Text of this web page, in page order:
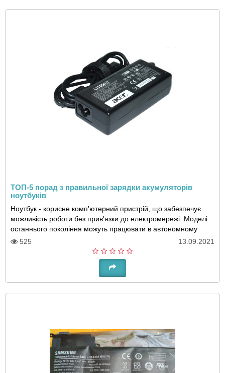
ТОП-5 порад з правильної зарядки акумуляторів
ноутбуків
Ноутбук - корисне комп'ютерний пристрій, що забезпечує
можливість роботи без прив'язки до електромережі. Моделі
останнього покоління можуть працювати в автономному
режимі близько 10 годин. Зрозуміло, ..
525 13.09.2021